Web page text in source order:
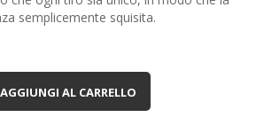
semplicemente squisita.
AGGIUNGI AL CARRELLO